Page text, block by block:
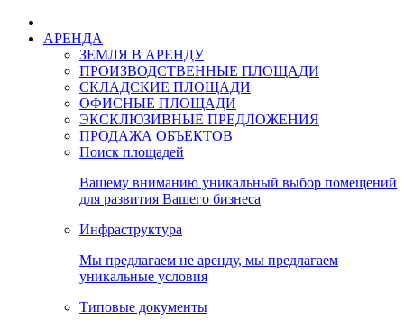
АРЕНДА
ЗЕМЛЯ В АРЕНДУ
ПРОИЗВОДСТВЕННЫЕ ПЛОЩАДИ
СКЛАДСКИЕ ПЛОЩАДИ
ОФИСНЫЕ ПЛОЩАДИ
ЭКСКЛЮЗИВНЫЕ ПРЕДЛОЖЕНИЯ
ПРОДАЖА ОБЪЕКТОВ
Поиск площадей
Вашему вниманию уникальный выбор помещений
для развития Вашего бизнеса
Инфраструктура
Мы предлагаем не аренду, мы предлагаем
уникальные условия
Типовые документы